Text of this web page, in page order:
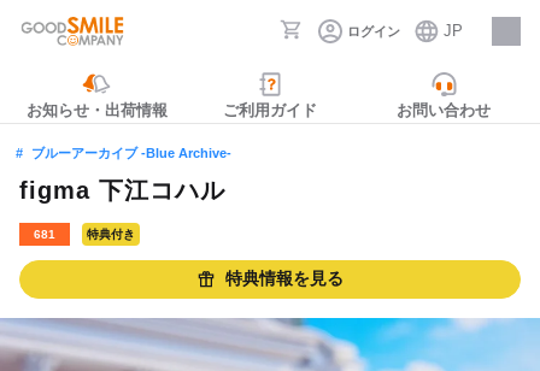
ログイン JP
採用情報
お知らせ・出荷情報 ご利用ガイド お問い合わせ
ブルーアーカイブ -Blue Archive-
figma 下江コハル
681 特典付き
特典情報を見る